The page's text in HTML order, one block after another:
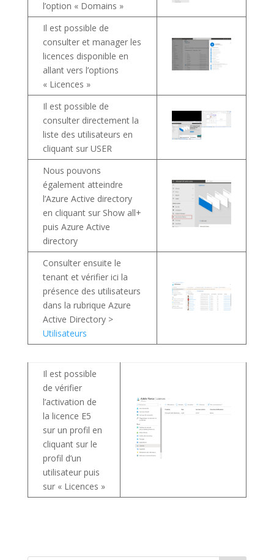
l’option « Domains »
Il est possible de
consulter et manager les
licences disponible en
allant vers l’options
« Licences »
Il est possible de
consulter directement la
liste des utilisateurs en
cliquant sur USER
Nous pouvons
également atteindre
l’Azure Active directory
en cliquant sur Show all+
puis Azure Active
directory
Consulter ensuite le
tenant et vérifier ici la
présence des utilisateurs
dans la rubrique Azure
Active Directory >
Utilisateurs
Il est possible
de vérifier
l’activation de
la licence E5
sur un profil en
cliquant sur le
profil d’un
utilisateur puis
sur « Licences »